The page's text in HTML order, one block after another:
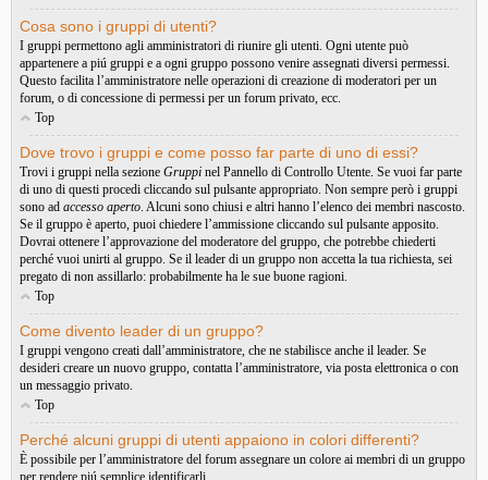
Cosa sono i gruppi di utenti?
I gruppi permettono agli amministratori di riunire gli utenti. Ogni utente può
appartenere a piú gruppi e a ogni gruppo possono venire assegnati diversi permessi.
Questo facilita l’amministratore nelle operazioni di creazione di moderatori per un
forum, o di concessione di permessi per un forum privato, ecc.
Top
Dove trovo i gruppi e come posso far parte di uno di essi?
Trovi i gruppi nella sezione Gruppi nel Pannello di Controllo Utente. Se vuoi far parte
di uno di questi procedi cliccando sul pulsante appropriato. Non sempre però i gruppi
sono ad accesso aperto. Alcuni sono chiusi e altri hanno l’elenco dei membri nascosto.
Se il gruppo è aperto, puoi chiedere l’ammissione cliccando sul pulsante apposito.
Dovrai ottenere l’approvazione del moderatore del gruppo, che potrebbe chiederti
perché vuoi unirti al gruppo. Se il leader di un gruppo non accetta la tua richiesta, sei
pregato di non assillarlo: probabilmente ha le sue buone ragioni.
Top
Come divento leader di un gruppo?
I gruppi vengono creati dall’amministratore, che ne stabilisce anche il leader. Se
desideri creare un nuovo gruppo, contatta l’amministratore, via posta elettronica o con
un messaggio privato.
Top
Perché alcuni gruppi di utenti appaiono in colori differenti?
È possibile per l’amministratore del forum assegnare un colore ai membri di un gruppo
per rendere piú semplice identificarli.